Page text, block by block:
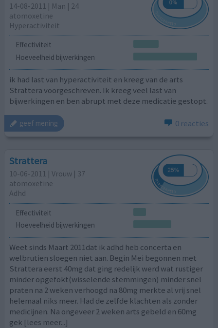
14-08-2011 | Man | 24
atomoxetine
Hyperactiviteit
Effectiviteit
Hoeveelheid bijwerkingen
ik had last van hyperactiviteit en kreeg van de arts
Strattera voorgeschreven. Ik kreeg veel last van
bijwerkingen en ben abrupt met deze medicatie gestopt.
geef mening 0 reacties
Strattera
10-06-2011 | Vrouw | 37
atomoxetine
Adhd
Effectiviteit
Hoeveelheid bijwerkingen
Weet sinds Maart 2011dat ik adhd heb concerta en
welbrutien sloegen niet aan. Begin Mei begonnen met
Strattera eerst 40mg dat ging redelijk werd wat rustiger
minder opgefokt(wisselende stemmingen) minder snel
praten na 2 weken verhoogd na 80mg merkte al vrij snel
helemaal niks meer. Had de zelfde klachten als zonder
medicijnen. Na ongeveer 2 weken arts gebeld en 60mg
gek [lees meer...]